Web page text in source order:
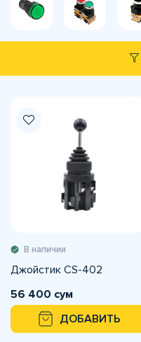
В наличии
Джойстик CS-402
56 400 сум
ДОБАВИТЬ